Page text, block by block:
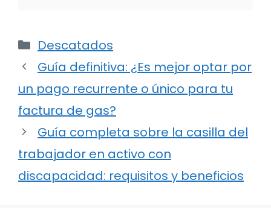
Categorías
Descatados
Guía definitiva: ¿Es mejor optar por
un pago recurrente o único para tu
factura de gas?
Guía completa sobre la casilla del
trabajador en activo con
discapacidad: requisitos y beneficios